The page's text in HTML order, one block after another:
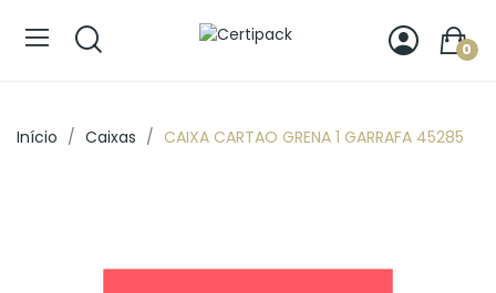
0
Início Caixas CAIXA CARTAO GRENA 1 GARRAFA 45285